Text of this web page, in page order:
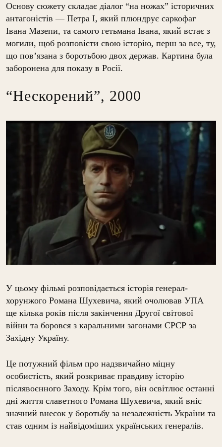
Основу сюжету складає діалог “на ножах” історичних
антагоністів — Петра I, який плюндрує саркофаг
Івана Мазепи, та самого гетьмана Івана, який встає з
могили, щоб розповісти свою історію, перш за все, ту,
що пов’язана з боротьбою двох держав. Картина була
заборонена для показу в Росії.
“Нескорений”, 2000
У цьому фільмі розповідається історія генерал-
хорунжого Романа Шухевича, який очолював УПА
ще кілька років після закінчення Другої світової
війни та боровся з каральними загонами СРСР за
Західну Україну.
Це потужний фільм про надзвичайно міцну
особистість, який розкриває правдиву історію
післявоєнного Заходу. Крім того, він освітлює останні
дні життя славетного Романа Шухевича, який вніс
значний внесок у боротьбу за незалежність України та
став одним із найвідоміших українських генералів.